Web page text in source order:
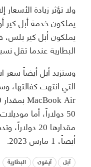
ولا تؤثر زيادة الأسعار
يملكون خدمة أبل كير
يملكون أبل كير
البطارية عندما تقل نسبة
وستزيد أبل أيضاً سعر
التي انتهت كفالتها،
50 دولاراً، أما
مقدارها 20
أيضاً، 1 مارس 2023.
آبل آيفون البطارية